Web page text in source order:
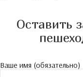
Оставить
Ваше имя (обязательно)